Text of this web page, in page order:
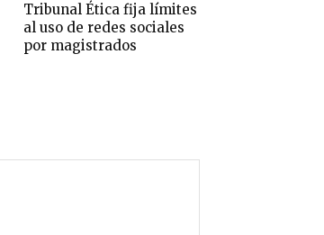
Tribunal Ética fija límites
al uso de redes sociales
por magistrados